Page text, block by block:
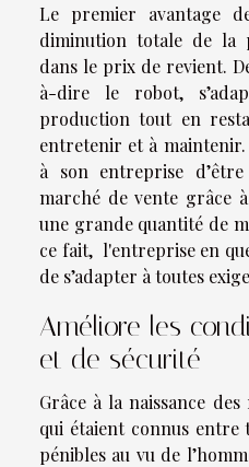
Le premier avantage
diminution totale de la
dans le prix de revient.
à-dire le robot,
production tout en
entretenir et à
à son entreprise
marché de vente grâce
une grande quantité de
ce fait, l'entreprise en
de s’adapter à toutes
Améliore les
et de sécurité
Grâce à la naissance
qui étaient connus entre
pénibles au vu de